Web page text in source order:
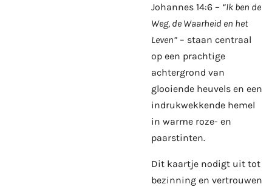
Johannes 14:6 – “Ik ben de
Weg, de Waarheid en het
Leven” – staan centraal
op een prachtige
achtergrond van
glooiende heuvels en een
indrukwekkende hemel
in warme roze- en
paarstinten.
Dit kaartje nodigt uit tot
bezinning en vertrouwen